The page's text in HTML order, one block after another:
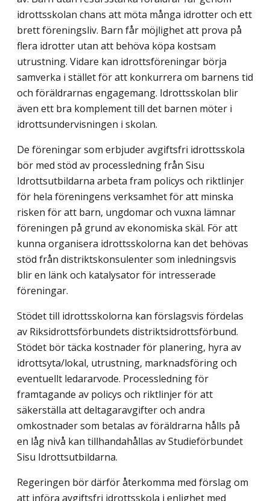
idrottsskolan chans att möta många idrotter och ett
brett föreningsliv. Barn får möjlighet att prova på
flera idrotter utan att behöva köpa kostsam
utrustning. Vidare kan idrottsföreningar börja
samverka i stället för att konkurrera om barnens tid
och föräldrarnas engagemang. Idrottsskolan blir
även ett bra komplement till det barnen möter i
idrottsundervisningen i skolan.
De föreningar som erbjuder avgiftsfri idrottsskola
bör med stöd av processledning från Sisu
Idrottsutbildarna arbeta fram policys och riktlinjer
för hela föreningens verksamhet för att minska
risken för att barn, ungdomar och vuxna lämnar
föreningen på grund av ekonomiska skäl. För att
kunna organisera idrottsskolorna kan det behövas
stöd från distriktskonsulenter som inledningsvis
blir en länk och katalysator för intresserade
föreningar.
Stödet till idrottsskolorna kan förslagsvis fördelas
av Riksidrottsförbundets distrikts­idrottsförbund.
Stödet bör täcka kostnader för planering, hyra av
idrottsyta/lokal, utrustning, marknadsföring och
eventuellt ledararvode. Processledning för
framtagande av policys och riktlinjer för att
säkerställa att deltagaravgifter och andra
omkostnader som betalas av föräldrarna hålls på
en låg nivå kan tillhandahållas av Studieförbundet
Sisu Idrottsutbildarna.
Regeringen bör därför återkomma med förslag om
att införa avgiftsfri idrottsskola i enlighet med